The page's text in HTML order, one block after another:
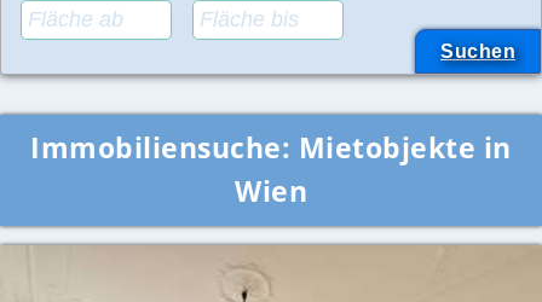
Immobiliensuche: Mietobjekte in
Wien